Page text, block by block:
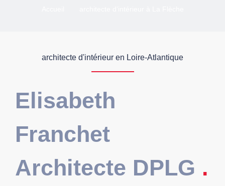
architecte d'intérieur en Loire-Atlantique
Elisabeth
Franchet
Architecte DPLG .